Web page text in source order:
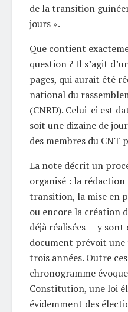
de la transition
jours ».
Que contient
question ? Il s’agit
pages, qui aurait été
national du
(CNRD). Celui-ci est
soit une dizaine de
des membres du CNT
La note décrit un
organisé : la rédaction
transition, la mise en
ou encore la création
déjà réalisées — y
document prévoit
trois années. Outre
chronogramme
Constitution, une loi
évidemment des